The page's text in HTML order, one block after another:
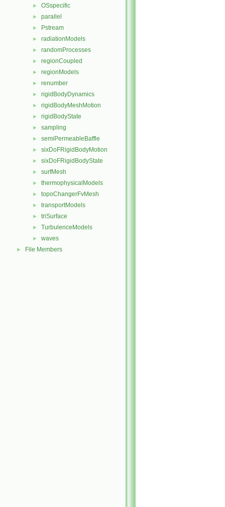
► OSspecific
► parallel
► Pstream
► radiationModels
► randomProcesses
► regionCoupled
► regionModels
► renumber
► rigidBodyDynamics
► rigidBodyMeshMotion
► rigidBodyState
► sampling
► semiPermeableBaffle
► sixDoFRigidBodyMotion
► sixDoFRigidBodyState
► surfMesh
► thermophysicalModels
► topoChangerFvMesh
► transportModels
► triSurface
► TurbulenceModels
► waves
► File Members